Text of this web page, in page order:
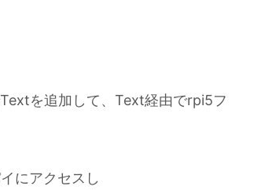
を追加して、Text経由でrpi5フ
にアクセスし